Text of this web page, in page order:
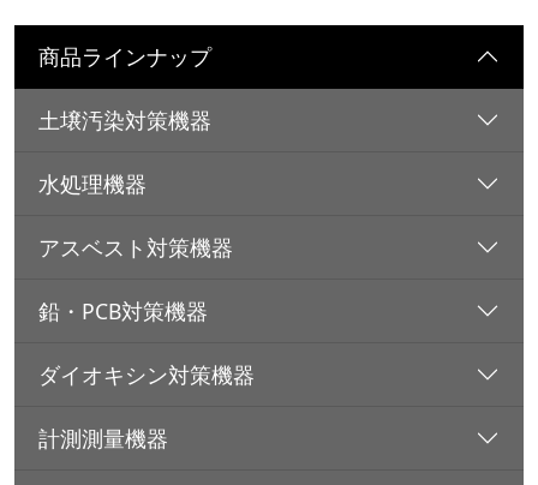
商品ラインナップ
土壌汚染対策機器
水処理機器
アスベスト対策機器
鉛・PCB対策機器
ダイオキシン対策機器
計測測量機器